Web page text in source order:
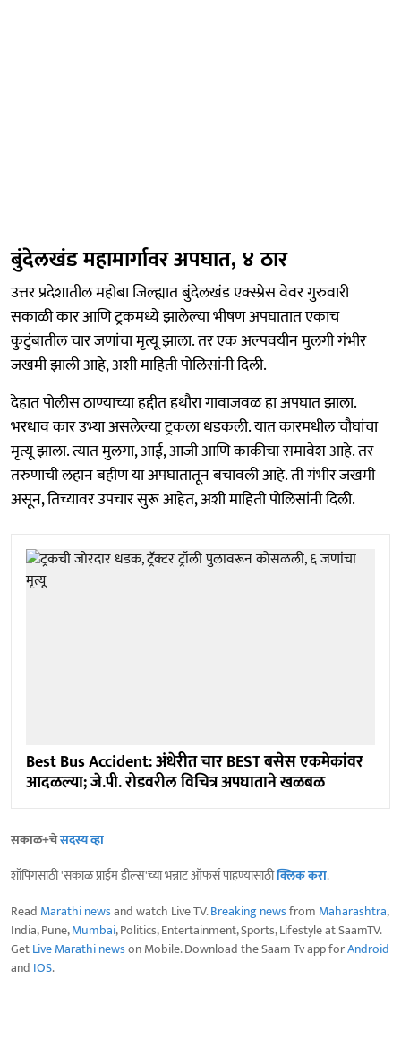
बुंदेलखंड महामार्गावर अपघात, ४ ठार
उत्तर प्रदेशातील महोबा जिल्ह्यात बुंदेलखंड एक्स्प्रेस वेवर गुरुवारी
सकाळी कार आणि ट्रकमध्ये झालेल्या भीषण अपघातात एकाच
कुटुंबातील चार जणांचा मृत्यू झाला. तर एक अल्पवयीन मुलगी गंभीर
जखमी झाली आहे, अशी माहिती पोलिसांनी दिली.
देहात पोलीस ठाण्याच्या हद्दीत हथौरा गावाजवळ हा अपघात झाला.
भरधाव कार उभ्या असलेल्या ट्रकला धडकली. यात कारमधील चौघांचा
मृत्यू झाला. त्यात मुलगा, आई, आजी आणि काकीचा समावेश आहे. तर
तरुणाची लहान बहीण या अपघातातून बचावली आहे. ती गंभीर जखमी
असून, तिच्यावर उपचार सुरू आहेत, अशी माहिती पोलिसांनी दिली.
Best Bus Accident: अंधेरीत चार BEST बसेस एकमेकांवर
आदळल्या; जे.पी. रोडवरील विचित्र अपघाताने खळबळ
सकाळ+चेसदस्य व्हा
शॉपिंगसाठी 'सकाळ प्राईम डील्स'च्या भन्नाट ऑफर्स पाहण्यासाठीक्लिक करा.
Read Marathi newsand watch Live TV.Breaking newsfrom Maharashtra,
India, Pune,Mumbai, Politics, Entertainment, Sports, Lifestyle at SaamTV.
GetLive Marathi newson Mobile. Download the Saam Tv app forAndroid
and IOS.